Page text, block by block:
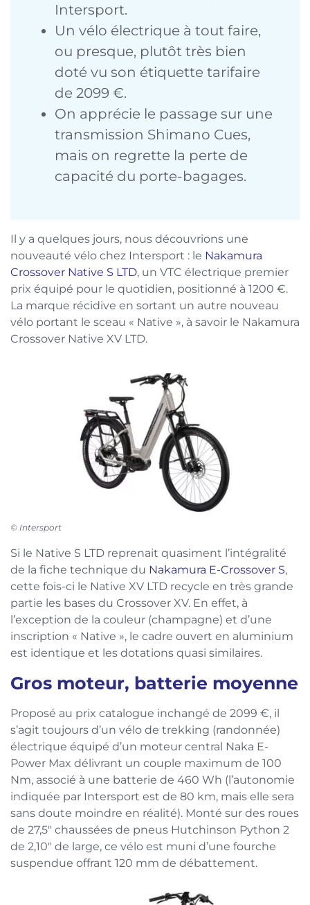
Intersport.
Un vélo électrique à tout faire,
ou presque, plutôt très bien
doté vu son étiquette tarifaire
de 2099 €.
On apprécie le passage sur une
transmission Shimano Cues,
mais on regrette la perte de
capacité du porte-bagages.
Il y a quelques jours, nous découvrions une
nouveauté vélo chez Intersport : le Nakamura
Crossover Native S LTD, un VTC électrique premier
prix équipé pour le quotidien, positionné à 1200 €.
La marque récidive en sortant un autre nouveau
vélo portant le sceau « Native », à savoir le Nakamura
Crossover Native XV LTD.
© Intersport
Si le Native S LTD reprenait quasiment l’intégralité
de la fiche technique du Nakamura E-Crossover S,
cette fois-ci le Native XV LTD recycle en très grande
partie les bases du Crossover XV. En effet, à
l’exception de la couleur (champagne) et d’une
inscription « Native », le cadre ouvert en aluminium
est identique et les dotations quasi similaires.
Gros moteur, batterie moyenne
Proposé au prix catalogue inchangé de 2099 €, il
s’agit toujours d’un vélo de trekking (randonnée)
électrique équipé d’un moteur central Naka E-
Power Max délivrant un couple maximum de 100
Nm, associé à une batterie de 460 Wh (l’autonomie
indiquée par Intersport est de 80 km, mais elle sera
sans doute moindre en réalité). Monté sur des roues
de 27,5″ chaussées de pneus Hutchinson Python 2
de 2,10″ de large, ce vélo est muni d’une fourche
suspendue offrant 120 mm de débattement.